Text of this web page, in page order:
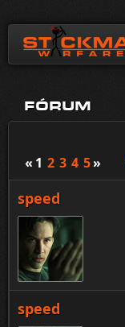
FÓRUM
« 1 2 3 4 5»
speed
speed